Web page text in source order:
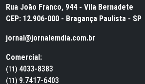
Rua João Franco, 944 - Vila Bernadete
CEP: 12.906-000 - Bragança Paulista - SP
jornal@jornalemdia.com.br
Comercial:
(11) 4033-8383
(11) 9.7417-6403